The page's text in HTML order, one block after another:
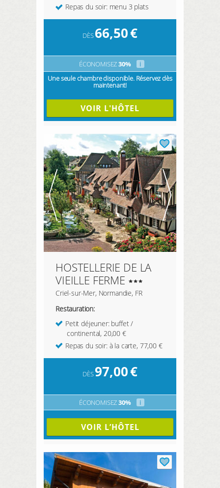
Repas du soir: menu 3 plats
DÈS66,50€
ÉCONOMISEZ30%
i
Une seule chambre disponible. Réservez dès
maintenant!
VOIR L'HÔTEL
HOSTELLERIE DE LA
VIEILLE FERME
Criel-sur-Mer, Normandie, FR
Restauration:
Petit déjeuner: buffet /
continental, 20,00 €
Repas du soir: à la carte, 77,00 €
DÈS97,00€
ÉCONOMISEZ30% i
VOIR L’HÔTEL